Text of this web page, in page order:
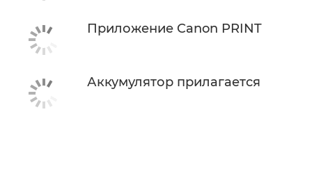
Приложение Canon PRINT
Аккумулятор прилагается